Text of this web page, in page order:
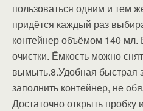
пользоваться одним и тем
придётся каждый раз
контейнер объёмом 140 мл.
очистки. Ёмкость можно
вымыть.8.Удобная быстрая
заполнить контейнер, не
Достаточно открыть пробку